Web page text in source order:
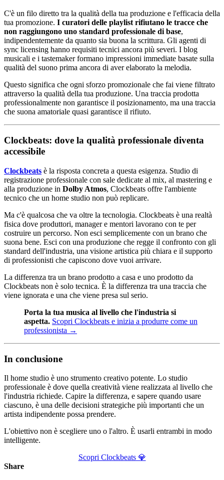
C'è un filo diretto tra la qualità della tua produzione e l'efficacia della
tua promozione. I curatori delle playlist rifiutano le tracce che
non raggiungono uno standard professionale di base,
indipendentemente da quanto sia buona la scrittura. Gli agenti di
sync licensing hanno requisiti tecnici ancora più severi. I blog
musicali e i tastemaker formano impressioni immediate basate sulla
qualità del suono prima ancora di aver elaborato la melodia.
Questo significa che ogni sforzo promozionale che fai viene filtrato
attraverso la qualità della tua produzione. Una traccia prodotta
professionalmente non garantisce il posizionamento, ma una traccia
che suona amatoriale quasi garantisce il rifiuto.
Clockbeats: dove la qualità professionale diventa
accessibile
Clockbeats è la risposta concreta a questa esigenza. Studio di
registrazione professionale con sale dedicate al mix, al mastering e
alla produzione in Dolby Atmos, Clockbeats offre l'ambiente
tecnico che un home studio non può replicare.
Ma c'è qualcosa che va oltre la tecnologia. Clockbeats è una realtà
fisica dove produttori, manager e mentori lavorano con te per
costruire un percorso. Non esci semplicemente con un brano che
suona bene. Esci con una produzione che regge il confronto con gli
standard dell'industria, una visione artistica più chiara e il supporto
di professionisti che capiscono dove vuoi arrivare.
La differenza tra un brano prodotto a casa e uno prodotto da
Clockbeats non è solo tecnica. È la differenza tra una traccia che
viene ignorata e una che viene presa sul serio.
Porta la tua musica al livello che l'industria si
aspetta. Scopri Clockbeats e inizia a produrre come un
professionista →
In conclusione
Il home studio è uno strumento creativo potente. Lo studio
professionale è dove quella creatività viene realizzata al livello che
l'industria richiede. Capire la differenza, e sapere quando usare
ciascuno, è una delle decisioni strategiche più importanti che un
artista indipendente possa prendere.
L'obiettivo non è scegliere uno o l'altro. È usarli entrambi in modo
intelligente.
Scopri Clockbeats 💎
Share